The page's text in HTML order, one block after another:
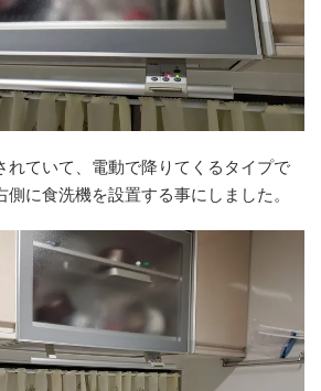
れていて、電動で降りてくるタイプで
に食洗機を設置する事にしました。